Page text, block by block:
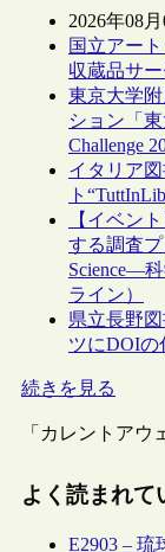
2026年08月
国立アー
収蔵品サ
東京大学
ション「
Challenge
イタリア
ト
【イベン
する調査
Science―
ライン）
県立長野
ツにDOIの
続きを見る
「カレントアウ
よく読まれて
E2903 –